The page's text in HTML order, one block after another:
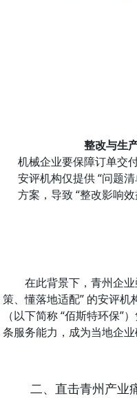
整改与生
机械企业要保障订单交
安评机构仅提供 “问题
方案，导致 “整改影响效
在此背景下，青州企
策、懂落地适配” 的安评
（以下简称 “佰斯特环保”
条服务能力，成为当地企业
二、直击青州产业